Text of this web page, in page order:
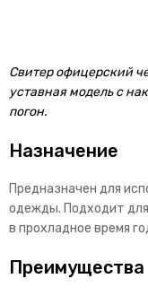
Свитер офицерский
уставная модель с
погон.
Назначение
Предназначен для
одежды. Подходит
в прохладное время
Преимущества